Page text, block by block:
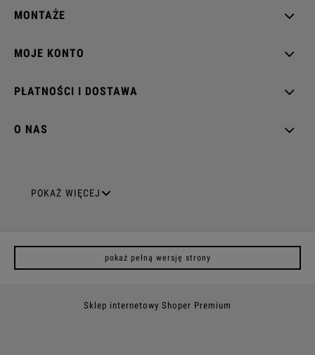
MONTAŻE
MOJE KONTO
PŁATNOŚCI I DOSTAWA
O NAS
GNIAZDA ELEKTRYCZNE
Gniazda podwójne z uziemieniem
POKAŻ WIĘCEJ
pokaż pełną wersję strony
Sklep internetowy Shoper Premium